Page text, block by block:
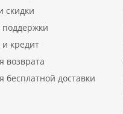
скидки
поддержки
кредит
возврата
бесплатной доставки